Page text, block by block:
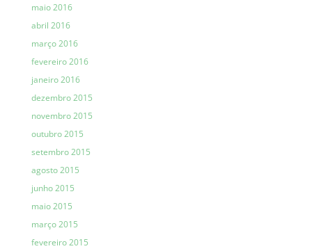
maio 2016
abril 2016
março 2016
fevereiro 2016
janeiro 2016
dezembro 2015
novembro 2015
outubro 2015
setembro 2015
agosto 2015
junho 2015
maio 2015
março 2015
fevereiro 2015